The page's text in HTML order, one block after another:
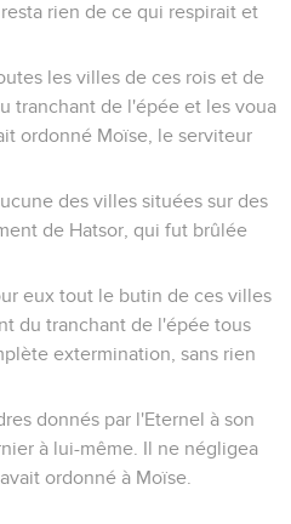
rien de ce qui respirait et
les villes de ces rois et de
tranchant de l'épée et les voua
ordonné Moïse, le serviteur
des villes situées sur des
de Hatsor, qui fut brûlée
eux tout le butin de ces villes
du tranchant de l'épée tous
extermination, sans rien
donnés par l'Eternel à son
à lui-même. Il ne négligea
ordonné à Moïse.